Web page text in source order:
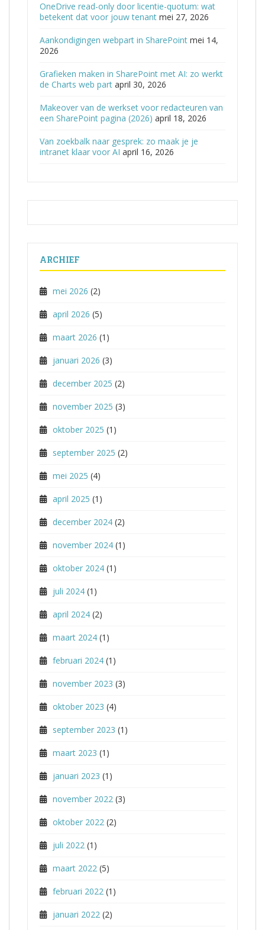
OneDrive read-only door licentie-quotum: wat
betekent dat voor jouw tenant mei 27, 2026
Aankondigingen webpart in SharePoint mei 14,
2026
Grafieken maken in SharePoint met AI: zo werkt
de Charts web part april 30, 2026
Makeover van de werkset voor redacteuren van
een SharePoint pagina (2026) april 18, 2026
Van zoekbalk naar gesprek: zo maak je je
intranet klaar voor AI april 16, 2026
ARCHIEF
mei 2026 (2)
april 2026 (5)
maart 2026 (1)
januari 2026 (3)
december 2025 (2)
november 2025 (3)
oktober 2025 (1)
september 2025 (2)
mei 2025 (4)
april 2025 (1)
december 2024 (2)
november 2024 (1)
oktober 2024 (1)
juli 2024 (1)
april 2024 (2)
maart 2024 (1)
februari 2024 (1)
november 2023 (3)
oktober 2023 (4)
september 2023 (1)
maart 2023 (1)
januari 2023 (1)
november 2022 (3)
oktober 2022 (2)
juli 2022 (1)
maart 2022 (5)
februari 2022 (1)
januari 2022 (2)